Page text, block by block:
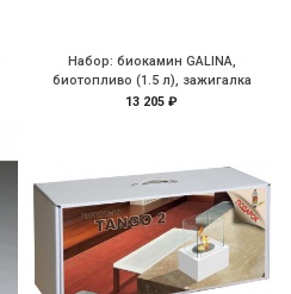
Набор: биокамин GALINA,
биотопливо (1.5 л), зажигалка
13 205 ₽